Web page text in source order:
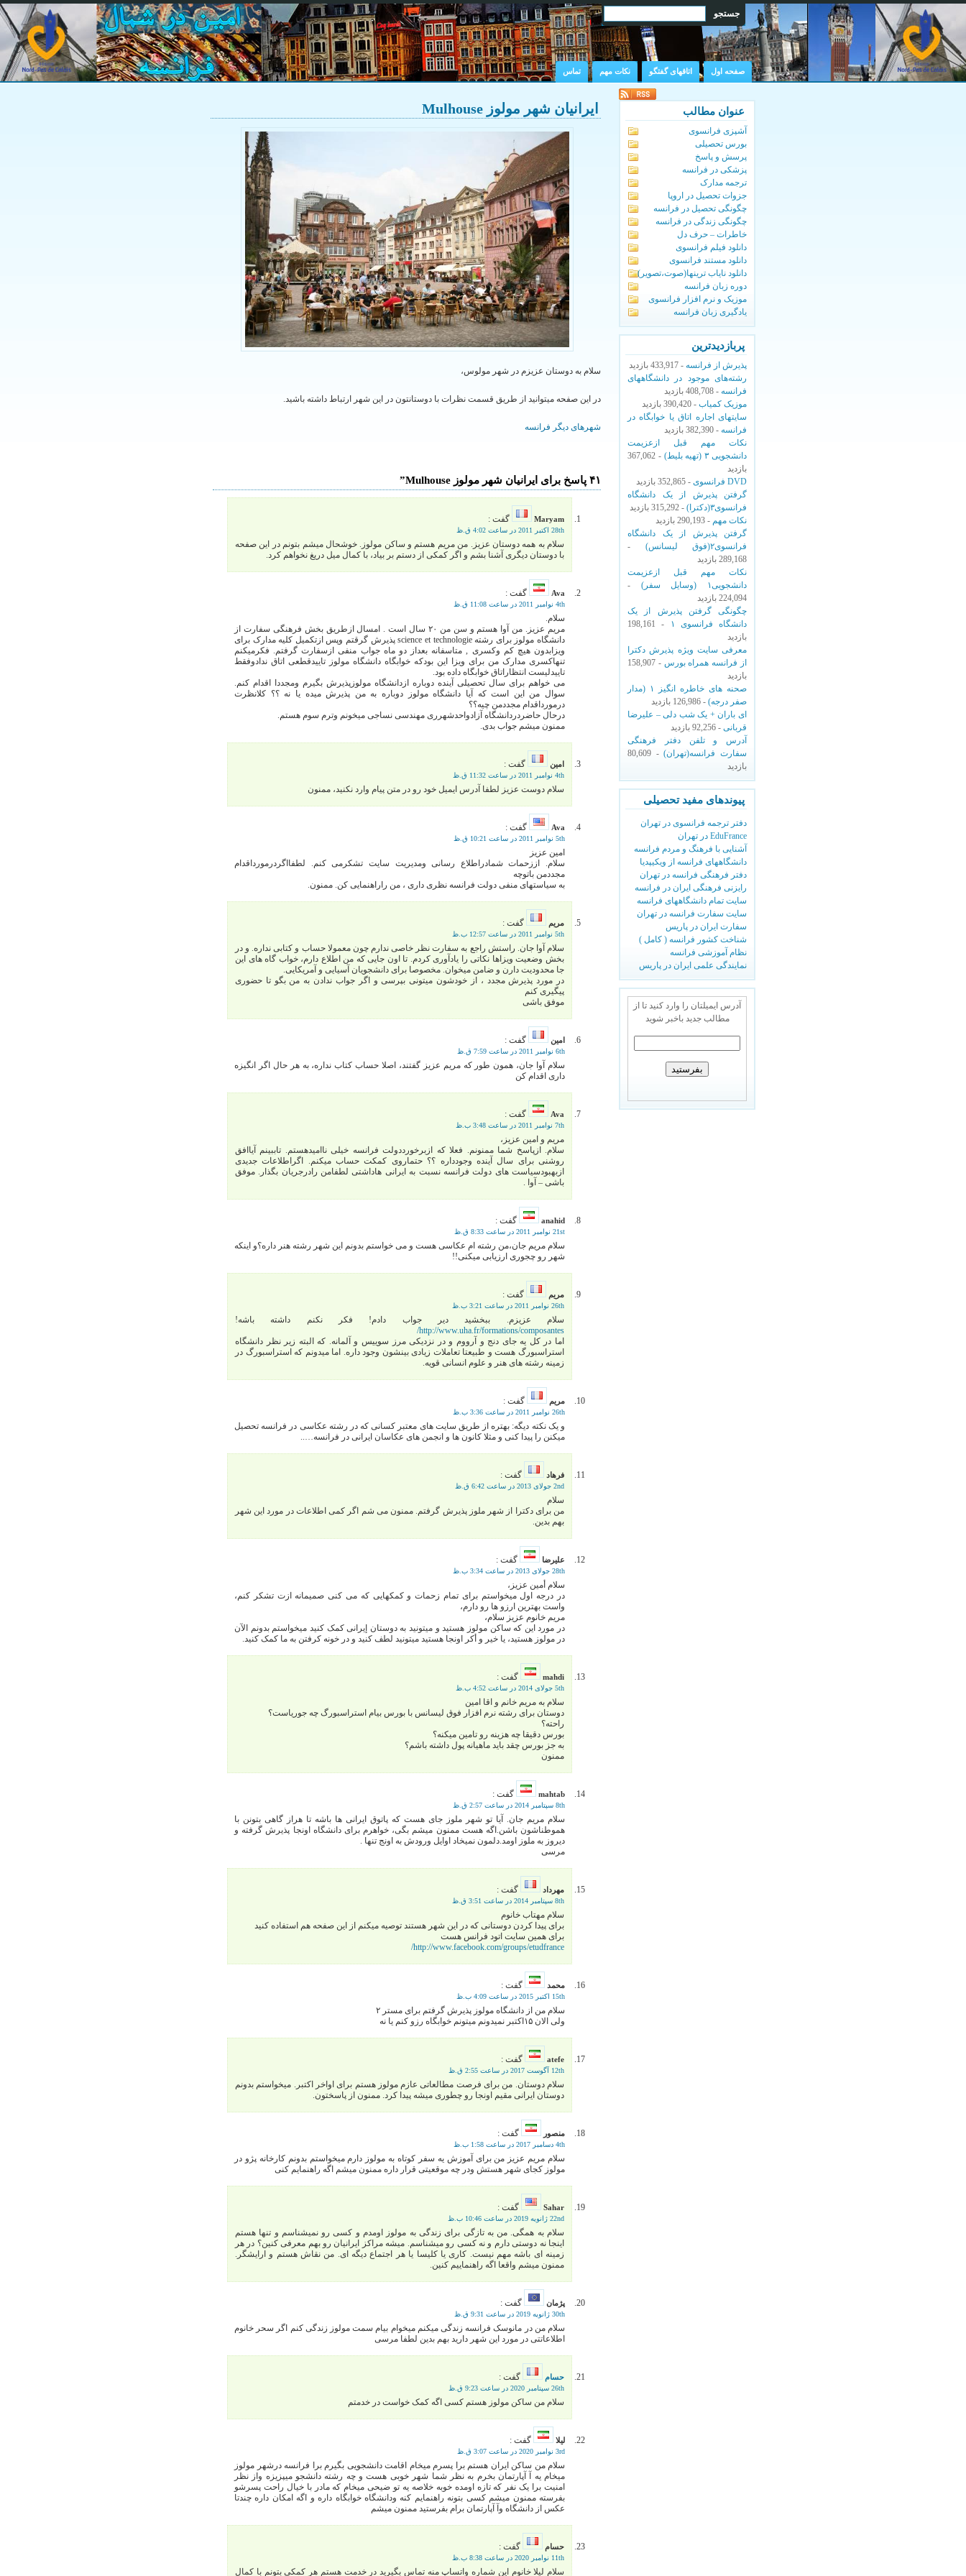
صفحه اول اتاقهای گفتگو نکات مهم تماس
ایرانیان شهر مولوز Mulhouse
سلام به دوستان عزیزم در شهر مولوس،
در این صفحه میتوانید از طریق قسمت نظرات با دوستانتون در این شهر ارتباط داشته باشید.
شهرهای دیگر فرانسه
۴۱ پاسخ برای ایرانیان شهر مولوز Mulhouse”
Maryam گفت :
28th اکتبر 2011 در ساعت 4:02 ق.ظ
سلام به همه دوستان عزیز. من مریم هستم و ساکن مولوز. خوشحال میشم بتونم در این صفحه
با دوستان دیگری آشنا بشم و اگر کمکی از دستم بر بیاد، با کمال میل دریغ نخواهم کرد.
Ava گفت :
4th نوامبر 2011 در ساعت 11:08 ق.ظ
سلام.
مریم عزیز. من آوا هستم و سن من ۲۰ سال است . امسال ازطریق بخش فرهنگی سفارت از
دانشگاه مولوز برای رشته science et technologie پذیرش گرقتم وپس ازتکمیل کلیه مدارک برای
ویزابدون هیچ کم وکسری , متاسفانه بعداز دو ماه جواب منفی ازسفارت گرفتم. فکرمیکنم
تنهاکسری مدارک من برای ویزا این بودکه خوابگاه دانشگاه مولوز تاییدقطعی اتاق ندادوفقط
تاییدلیست انتظاراتاق خوابگاه داده بود.
می خواهم برای سال تحصیلی آینده دوباره ازدانشگاه مولوزپذیرش بگیرم ومجددا اقدام کنم.
سوال من این است که آیا دانشگاه مولوز دوباره به من پذیرش میده یا نه ؟؟ کلانظرت
درمورداقدام مجددمن چیه؟؟
درحال حاضردردانشگاه آزادواحدشهرری مهندسی نساجی میخونم وترم سوم هستم.
ممنون میشم جواب بدی.
امین گفت :
4th نوامبر 2011 در ساعت 11:32 ق.ظ
سلام دوست عزیز لطفا آدرس ایمیل خود رو در متن پیام وارد نکنید، ممنون
Ava گفت :
5th نوامبر 2011 در ساعت 10:21 ق.ظ
امین عزیز
سلام. اززحمات شمادراطلاع رسانی ومدیریت سایت تشکرمی کنم. لطفااگردرمورداقدام
مجددمن باتوچه
به سیاستهای منفی دولت فرانسه نظری داری ، من راراهنمایی کن. ممنون.
مریم گفت :
5th نوامبر 2011 در ساعت 12:57 ب.ظ
سلام آوا جان. راستش راجع به سفارت نظر خاصی ندارم چون معمولا حساب و کتابی نداره. و در
بخش وضعیت ویزاها نکاتی را یادآوری کردم. تا اون جایی که من اطلاع دارم، خواب گاه های این
جا محدودیت دارن و ضامن میخوان. مخصوصا برای دانشجویان آسیایی و آمریکایی.
در مورد پذیرش مجدد ، از خودشون میتونی بپرسی و اگر جواب ندادن به من بگو تا حضوری
پیگیری کنم
موفق باشی
امین گفت :
6th نوامبر 2011 در ساعت 7:59 ق.ظ
سلام آوا جان، همون طور که مریم عزیز گفتند، اصلا حساب کتاب نداره، به هر حال اگر انگیزه
داری اقدام کن
Ava گفت :
7th نوامبر 2011 در ساعت 3:48 ب.ظ
مریم و امین عزیز،
سلام. ازپاسخ شما ممنونم. فعلا که ازبرخورددولت فرانسه خیلی ناامیدهستم. تاببینم آیاافق
روشنی برای سال آینده وجودداره ؟؟ حتماروی کمکت حساب میکنم. اگراطلاعات جدیدی
ازبهبودسیاست های دولت فرانسه نسبت به ایرانی هاداشتی لطفامن رادرجریان بگذار. موفق
باشی – آوا .
anahid گفت :
21st نوامبر 2011 در ساعت 8:33 ق.ظ
سلام مریم جان،من رشته ام عکاسی هست و می خواستم بدونم این شهر رشته هنر داره؟و اینکه
شهر رو چجوری ارزیابی میکنی!!
مریم گفت :
26th نوامبر 2011 در ساعت 3:21 ب.ظ
سلام عزیزم. ببخشید دیر جواب دادم! فکر نکنم داشته باشه!
http://www.uha.fr/formations/composantes/
اما در کل یه جای دنج و آرووم و در نزدیکی مرز سوییس و آلمانه. که البته زیر نظر دانشگاه
استراسبورگ هست و طبیعتا تعاملات زیادی بینشون وجود داره. اما میدونم که استراسبورگ در
زمینه رشته های هنر و علوم انسانی قویه.
مریم گفت :
26th نوامبر 2011 در ساعت 3:36 ب.ظ
و یک نکته دیگه: بهتره از طریق سایت های معتبر کسانی که در رشته عکاسی در فرانسه تحصیل
میکنن را پیدا کنی و مثلا کانون ها و انجمن های عکاسان ایرانی در فرانسه…..
فرهاد گفت :
2nd جولای 2013 در ساعت 6:42 ق.ظ
سلام
من برای دکترا از شهر ملوز پذیرش گرفتم. ممنون می شم اگر کمی اطلاعات در مورد این شهر
بهم بدین.
عليرضا گفت :
28th جولای 2013 در ساعت 3:34 ب.ظ
سلام أمین عزیز،
در درجه اول میخواستم برای تمام زحمات و کمکهایی که می کنی صمیمانه ازت تشکر کنم،
واست بهترین ارزو ها رو دارم،
مریم خانوم عزیز سلام،
در مورد این که ساکن مولوز هستید و میتونید به دوستان إیرانی کمک کنید میخواستم بدونم الآن
در مولوز هستید، یا خیر و أکر اونجا هستید میتونید لطف کنید و در خونه کرفتن به ما کمک کنید.
mahdi گفت :
5th جولای 2014 در ساعت 4:52 ب.ظ
سلام به مریم خانم و اقا امین
دوستان برای رشته نرم افزار فوق لیسانس با بورس بیام استراسبورگ چه جوریاست؟
راحته؟
بورس دقیقا چه هزینه رو تامین میکنه؟
به جز بورس چقد باید ماهیانه پول داشته باشم؟
ممنون
mahtab گفت :
8th سپتامبر 2014 در ساعت 2:57 ق.ظ
سلام مریم جان. آیا تو شهر ملوز جای هست که پاتوق ایرانی ها باشه تا هراز گاهی بتونن با
هموطناشون باشن.اگه هست ممنون میشم بگی، خواهرم برای دانشگاه اونجا پذیرش گرفته و
دیروز به ملوز اومد.دلمون نمیخاد اوایل ورودش به اونج تنها .
مرسی
مهرداد گفت :
8th سپتامبر 2014 در ساعت 3:51 ق.ظ
سلام مهتاب خانوم
برای پیدا کردن دوستانی که در این شهر هستند توصیه میکنم از این صفحه هم استفاده کنید
برای همین سایت اتود فرانس هست
http://www.facebook.com/groups/etudfrance/
محمد گفت :
15th اکتبر 2015 در ساعت 4:09 ب.ظ
سلام من از دانشگاه مولوز پذیرش گرفتم برای مستر ۲
ولی الان ۱۵اکتبر نمیدونم میتونم خوابگاه رزو کنم یا نه
atefe گفت :
12th آگوست 2017 در ساعت 2:55 ق.ظ
سلام دوستان. من برای فرصت مطالعاتی عازم مولوز هستم برای اواخر اکتبر. میخواستم بدونم
دوستان ایرانی مقیم اونجا رو چطوری میشه پیدا کرد. ممنون از پاسختون.
منصور گفت :
4th دسامبر 2017 در ساعت 1:58 ب.ظ
سلام مریم عزیز من برای آموزش یه سفر کوتاه به مولوز دارم میخواستم بدونم کارخانه پژو در
مولوز کجای شهر هستش ودر چه موقعیتی قرار داره ممنون میشم اگه راهنمایم کنی
Sahar گفت :
22nd ژانویه 2019 در ساعت 10:46 ب.ظ
سلام به همگی. من به تازگی برای زندگی به مولوز اومدم و کسی رو نمیشناسم و تنها هستم
اینجا نه دوستی دارم و نه کسی رو میشناسم. میشه مراکز ایرانیان رو بهم معرفی کنین؟ در هر
زمینه ای باشه مهم نیست. کاری یا کلیسا یا هر اجتماع دیگه ای. من نقاش هستم و ارایشگر.
ممنون میشم واقعا اگه راهنماییم کنین.
پژمان گفت :
30th ژانویه 2019 در ساعت 9:31 ق.ظ
سلام من در مانوسک فرانسه زندگی میکنم میخوام بیام سمت مولوز زندگی کنم اگر سحر خانوم
اطلاعاتتی در مورد این شهر دارید بهم بدین لطفا مرسی
حسام گفت :
26th سپتامبر 2020 در ساعت 9:23 ق.ظ
سلام من ساکن مولوز هستم کسی اگه کمک خواست در خدمتم
لیلا گفت :
3rd نوامبر 2020 در ساعت 3:07 ق.ظ
سلام من ساکن ایران هستم برا پسرم میخام اقامت دانشجویی بگیرم برا فرانسه درشهر مولوز
میخام یه آ آپارتمان بخرم به نظر شما شهر خوبی هست و چه رشته دانشجو میپزیزه واز نظر
امنیت برا یک نفر که تازه اومده خوبه خلاصه یه تو ضیحی میخام که مادر با خیال راحت پسرشو
بفرسته ممنون میشم کسی بتونه راهنمایم کنه ودانشگاه خوابگاه داره و اگه امکان داره چندتا
عکس از دانشگاه وآ آپارتمان برام بفرستید ممنون میشم
حسام گفت :
11th نوامبر 2020 در ساعت 8:38 ب.ظ
سلام لیلا خانوم این شماره واتساپ منه تماس بگیرید در خدمت هستم هر کمکی بتونم با کمال
عنوان مطالب
آشپزی فرانسوی
بورس تحصیلی
پرسش و پاسخ
پزشکی در فرانسه
ترجمه مدارک
جزوات تحصیل در اروپا
چگونگی تحصیل در فرانسه
چگونگی زندگی در فرانسه
خاطرات – حرف دل
دانلود فیلم فرانسوی
دانلود مستند فرانسوی
دانلود نایاب ترینها(صوت،تصویر)
دوره زبان فرانسه
موزیک و نرم افزار فرانسوی
یادگیری زبان فرانسه
پربازدیدترین
پذیرش از فرانسه - 433,917 بازدید
رشته‌های موجود در دانشگاههای
فرانسه - 408,708 بازدید
موزیک کمیاب - 390,420 بازدید
سایتهای اجاره اتاق یا خوابگاه در
فرانسه - 382,390 بازدید
نکات مهم قبل ازعزیمت
دانشجویی ۳ (تهیه بلیط)
- 367,062
بازدید
DVD فرانسوی
- 352,865 بازدید
گرفتن پذیرش از یک دانشگاه
فرانسوی۳(دکترا)
- 315,292 بازدید
نکات مهم - 290,193 بازدید
گرفتن پذیرش از یک دانشگاه
فرانسوی۲(فوق لیسانس)
-
289,168 بازدید
نکات مهم قبل ازعزیمت
دانشجویی۱ (وسایل سفر)
-
224,094 بازدید
چگونگی‌ گرفتن پذیرش از یک
دانشگاه فرانسوی ۱
- 198,161
بازدید
معرفی سایت ویژه پذیرش دکترا
از فرانسه همراه بورس
- 158,907
بازدید
صحنه های خاطره انگیز ۱ (مدار
صفر درجه) - 126,986 بازدید
ای باران + یک شب دلی – علیرضا
قربانی - 92,256 بازدید
آدرس و تلفن دفتر فرهنگی
سفارت فرانسه(تهران)
- 80,609
بازدید
پیوندهای مفید تحصیلی
دفتر ترجمه فرانسوی در تهران
EduFrance در تهران
آشنایی با فرهنگ و مردم فرانسه
دانشگاههای فرانسه از ویکیپدیا
دفتر فرهنگی فرانسه در تهران
رایزنی فرهنگی ایران در فرانسه
سایت تمام دانشگاههای فرانسه
سایت سفارت فرانسه در تهران
سفارت ایران در پاریس
شناخت کشور فرانسه ( کامل )
نظام آموزشی فرانسه
نمایندگی علمی ایران در پاریس
آدرس ایمیلتان را وارد کنید تا از
مطالب جدید باخبر شوید